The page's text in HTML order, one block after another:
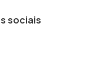
sociais
ao